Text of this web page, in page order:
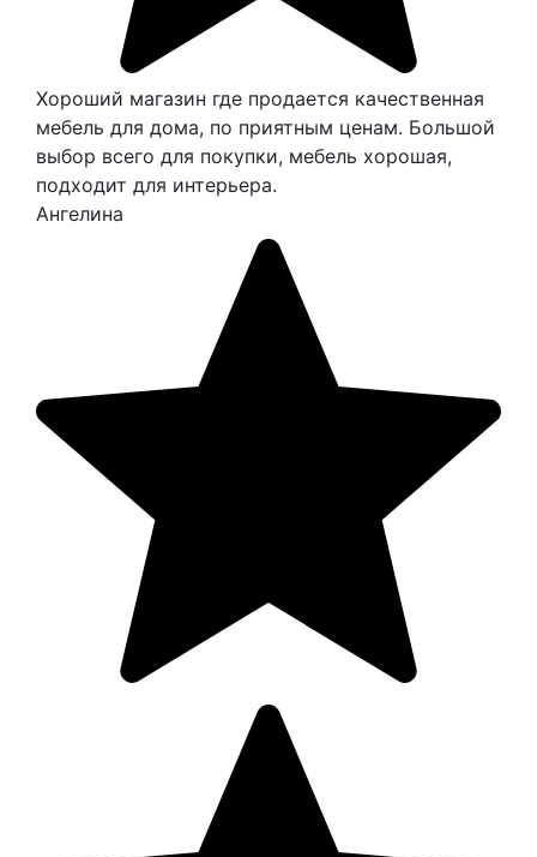
Хороший магазин где продается качественная
мебель для дома, по приятным ценам. Большой
выбор всего для покупки, мебель хорошая,
подходит для интерьера.
Ангелина